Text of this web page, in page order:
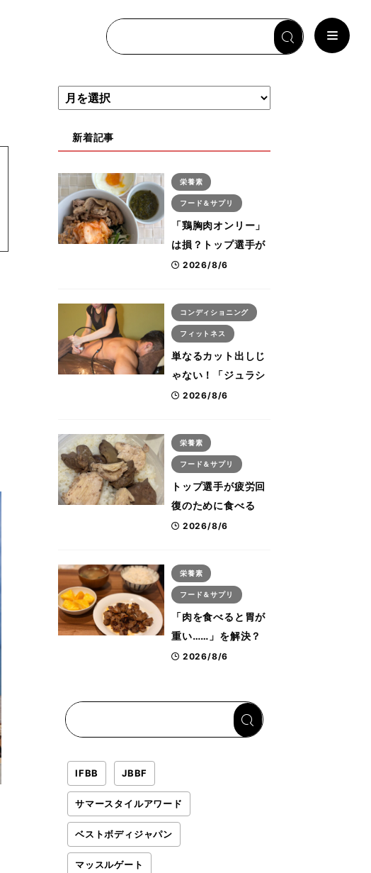
新着記事
栄養素
フード＆サプリ
「鶏胸肉オンリー」
は損？トップ選手が
実践する疲労を残さ
活コンボ
2026/8/6
コンディショニング
フィットネス
単なるカット出しじ
ゃない！「ジュラシ
ック筋膜リリース」
ットした納得の理
由 木澤大祐が解説
2026/8/6
栄養素
フード＆サプリ
トップ選手が疲労回
復のために食べる
「リカバリー飯」と
た鶏レバー活用法
2026/8/6
栄養素
フード＆サプリ
「肉を食べると胃が
重い……」を解決？
トップボディビルダ
2026/8/6
IFBB JBBF
サマースタイルアワード
ベストボディジャパン
マッスルゲート